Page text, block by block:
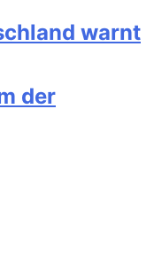
warnt
der